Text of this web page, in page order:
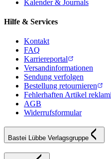
Kalender & Journals
Hilfe & Services
Kontakt
FAQ
Karriereportal
Versandinformationen
Sendung verfolgen
Bestellung retournieren
Fehlerhaften Artikel
AGB
Widerrufsformular
Bastei Lübbe Verlagsgruppe